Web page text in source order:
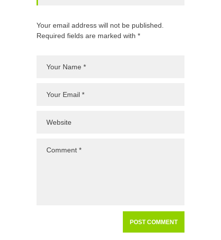
Your email address will not be published.
Required fields are marked with *